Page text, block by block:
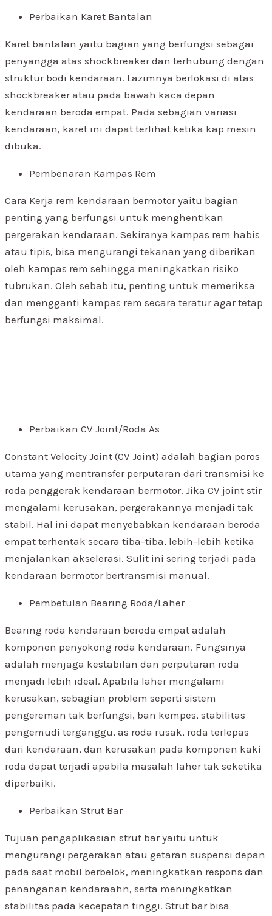
Perbaikan Karet Bantalan
Karet bantalan yaitu bagian yang berfungsi sebagai
penyangga atas shockbreaker dan terhubung dengan
struktur bodi kendaraan. Lazimnya berlokasi di atas
shockbreaker atau pada bawah kaca depan
kendaraan beroda empat. Pada sebagian variasi
kendaraan, karet ini dapat terlihat ketika kap mesin
dibuka.
Pembenaran Kampas Rem
Cara Kerja rem kendaraan bermotor yaitu bagian
penting yang berfungsi untuk menghentikan
pergerakan kendaraan. Sekiranya kampas rem habis
atau tipis, bisa mengurangi tekanan yang diberikan
oleh kampas rem sehingga meningkatkan risiko
tubrukan. Oleh sebab itu, penting untuk memeriksa
dan mengganti kampas rem secara teratur agar tetap
berfungsi maksimal.
Perbaikan CV Joint/Roda As
Constant Velocity Joint (CV Joint) adalah bagian poros
utama yang mentransfer perputaran dari transmisi ke
roda penggerak kendaraan bermotor. Jika CV joint stir
mengalami kerusakan, pergerakannya menjadi tak
stabil. Hal ini dapat menyebabkan kendaraan beroda
empat terhentak secara tiba-tiba, lebih-lebih ketika
menjalankan akselerasi. Sulit ini sering terjadi pada
kendaraan bermotor bertransmisi manual.
Pembetulan Bearing Roda/Laher
Bearing roda kendaraan beroda empat adalah
komponen penyokong roda kendaraan. Fungsinya
adalah menjaga kestabilan dan perputaran roda
menjadi lebih ideal. Apabila laher mengalami
kerusakan, sebagian problem seperti sistem
pengereman tak berfungsi, ban kempes, stabilitas
pengemudi terganggu, as roda rusak, roda terlepas
dari kendaraan, dan kerusakan pada komponen kaki
roda dapat terjadi apabila masalah laher tak seketika
diperbaiki.
Perbaikan Strut Bar
Tujuan pengaplikasian strut bar yaitu untuk
mengurangi pergerakan atau getaran suspensi depan
pada saat mobil berbelok, meningkatkan respons dan
penanganan kendaraahn, serta meningkatkan
stabilitas pada kecepatan tinggi. Strut bar bisa